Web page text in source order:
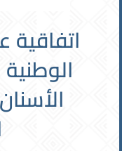
اتفاقية